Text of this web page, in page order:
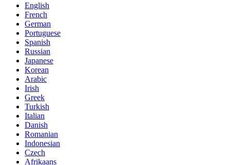
English
French
German
Portuguese
Spanish
Russian
Japanese
Korean
Arabic
Irish
Greek
Turkish
Italian
Danish
Romanian
Indonesian
Czech
Afrikaans